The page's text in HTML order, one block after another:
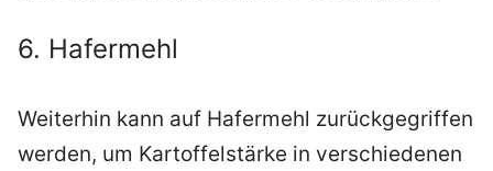
6. Hafermehl
Weiterhin kann auf Hafermehl zurückgegriffen
werden, um Kartoffelstärke in verschiedenen